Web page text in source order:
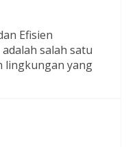
Efisien
salah satu
lingkungan yang